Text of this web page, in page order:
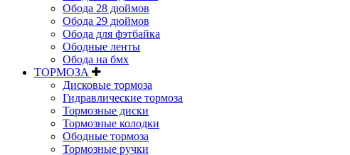
Обода 28 дюймов
Обода 29 дюймов
Обода для фэтбайка
Ободные ленты
Обода на бмх
ТОРМОЗА
Дисковые тормоза
Гидравлические тормоза
Тормозные диски
Тормозные колодки
Ободные тормоза
Тормозные ручки